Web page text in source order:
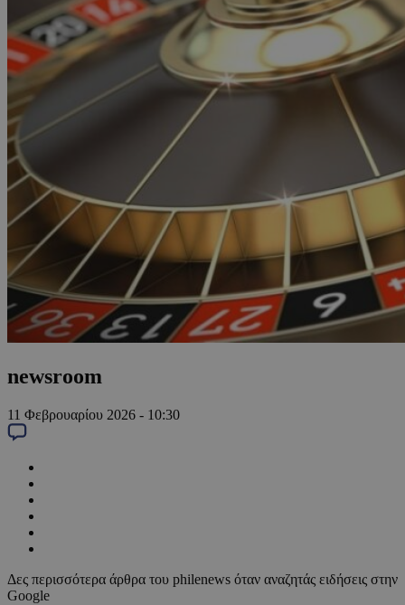
newsroom
11 Φεβρουαρίου 2026 - 10:30
Δες περισσότερα άρθρα του philenews όταν αναζητάς ειδήσεις στην
Google